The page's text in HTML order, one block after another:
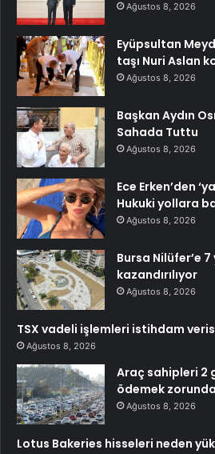
Ağustos 8, 2026
Eyüpsultan
taşı Nuri Aslan
Ağustos 8, 2026
Başkan Aydın
Sahada Tuttu
Ağustos 8, 2026
Ece Erken’den
Hukuki yollara
Ağustos 8, 2026
Bursa Nilüfer’e
kazandırılıyor
Ağustos 8, 2026
TSX vadeli işlemleri istihdam
Ağustos 8, 2026
Araç sahipleri 2
ödemek zorunda
Ağustos 8, 2026
Lotus Bakeries hisseleri neden